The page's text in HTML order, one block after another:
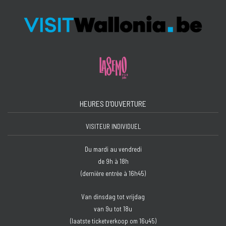
HEURES D'OUVERTURE
VISITEUR INDIVIDUEL
Du mardi au vendredi
de 9h à 18h
(dernière entrée à 16h45)
Van dinsdag tot vrijdag
van 9u tot 18u
(laatste ticketverkoop om 16u45)